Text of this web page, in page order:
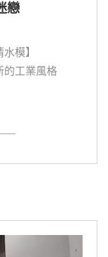
戀
模】
的工業風格